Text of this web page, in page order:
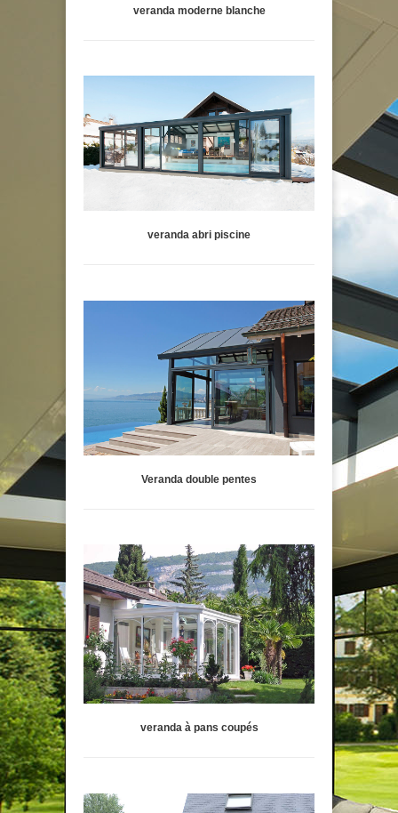
veranda moderne blanche
veranda abri piscine
Veranda double pentes
veranda à pans coupés